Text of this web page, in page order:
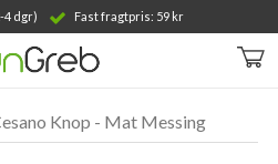
4 dgr) Fast fragtpris: 59 kr
tilføjet til din indkøbskurv
Knop - Mat Messing